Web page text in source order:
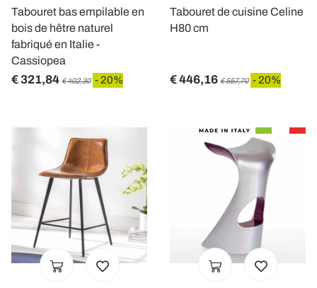
Tabouret bas empilable en
bois de hêtre naturel
fabriqué en Italie -
Cassiopea
€ 321,84 € 402,30 - 20%
Tabouret de cuisine Celine
H80 cm
€ 446,16 € 557,70 - 20%